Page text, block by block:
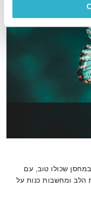
במחסן שכולו טוב, עם
הלב ומחשבות כנות על